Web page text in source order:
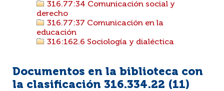
316.77:34 Comunicación social y
derecho
316.77:37 Comunicación en la
educación
316:162.6 Sociología y dialéctica
Documentos en la biblioteca con
la clasificación 316.334.22 (11)